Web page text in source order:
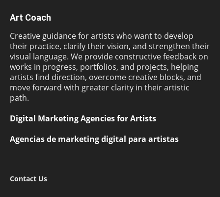
Art Coach
Creative guidance for artists who want to develop
their practice, clarify their vision, and strengthen their
visual language. We provide constructive feedback on
works in progress, portfolios, and projects, helping
artists find direction, overcome creative blocks, and
move forward with greater clarity in their artistic
path.
Digital Marketing Agencies for Artists
Agencias de marketing digital para artistas
Contact Us